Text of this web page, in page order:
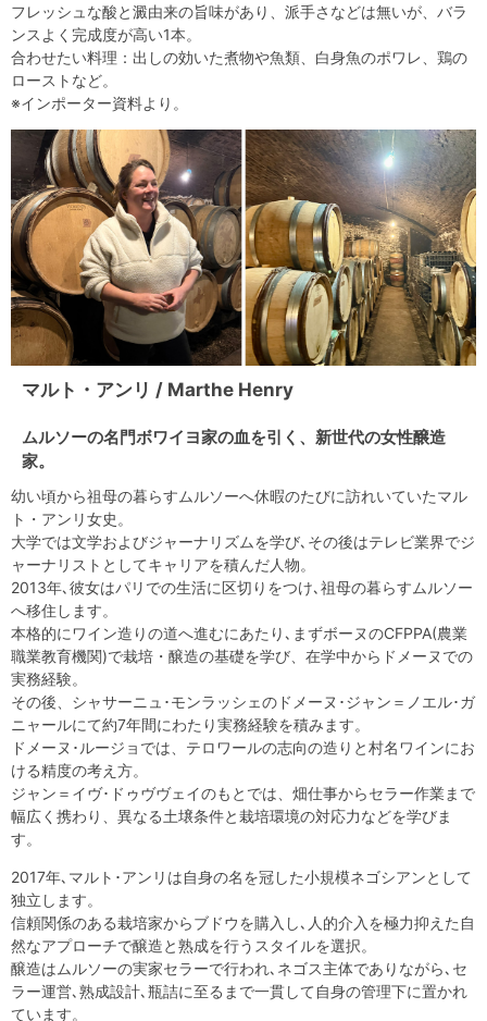
フレッシュな酸と澱由来の旨味があり、派手さなどは無いが、バラ
ンスよく完成度が高い1本。
合わせたい料理：出しの効いた煮物や魚類、白身魚のポワレ、鶏の
ローストなど。
※インポーター資料より。
マルト・アンリ / Marthe Henry
ムルソーの名門ボワイヨ家の血を引く、新世代の女性醸造
家。
幼い頃から祖母の暮らすムルソーへ休暇のたびに訪れいていたマル
ト・アンリ女史。
大学では文学およびジャーナリズムを学び､その後はテレビ業界でジ
ャーナリストとしてキャリアを積んだ人物。
2013年､彼女はパリでの生活に区切りをつけ､祖母の暮らすムルソー
へ移住します。
本格的にワイン造りの道へ進むにあたり､まずボーヌのCFPPA(農業
職業教育機関)で栽培・醸造の基礎を学び、在学中からドメーヌでの
実務経験。
その後、シャサーニュ･モンラッシェのドメーヌ･ジャン＝ノエル･ガ
ニャールにて約7年間にわたり実務経験を積みます。
ドメーヌ･ルージョでは、テロワールの志向の造りと村名ワインにお
ける精度の考え方。
ジャン＝イヴ･ドゥヴヴェイのもとでは、畑仕事からセラー作業まで
幅広く携わり、異なる土壌条件と栽培環境の対応力などを学びま
す。
2017年､マルト･アンリは自身の名を冠した小規模ネゴシアンとして
独立します。
信頼関係のある栽培家からブドウを購入し､人的介入を極力抑えた自
然なアプローチで醸造と熟成を行うスタイルを選択。
醸造はムルソーの実家セラーで行われ､ネゴス主体でありながら､セ
ラー運営､熟成設計､瓶詰に至るまで一貫して自身の管理下に置かれ
ています。